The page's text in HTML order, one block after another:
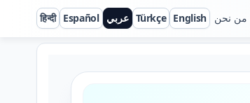
من نحن English
Türkçe عربي Español
हिन्दी